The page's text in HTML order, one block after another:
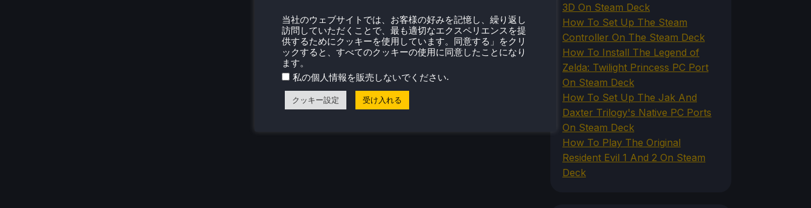
3D On Steam Deck
How To Set Up The Steam
Controller On The Steam Deck
How To Install The Legend of
Zelda: Twilight Princess PC Port
On Steam Deck
How To Set Up The Jak And
Daxter Trilogy's Native PC Ports
On Steam Deck
How To Play The Original
Resident Evil 1 And 2 On Steam
Deck
当社のウェブサイトでは、お客様の好みを記憶し、繰り返し
訪問していただくことで、最も適切なエクスペリエンスを提
供するためにクッキーを使用しています。同意する」をクリ
ックすると、すべてのクッキーの使用に同意したことになり
ます。
私の個人情報を販売しないでください.
クッキー設定 受け入れる